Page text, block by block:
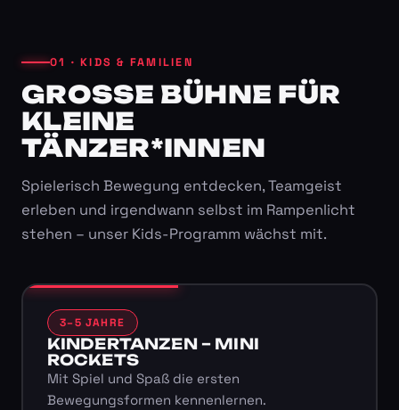
01 · KIDS & FAMILIEN
GROSSE BÜHNE FÜR K
LEINE T
ÄNZER*INNEN
Spielerisch Bewegung entdecken, Teamgeist
erleben und irgendwann selbst im Rampenlicht
stehen – unser Kids-Programm wächst mit.
3–5 JAHRE
KINDERTANZEN – MINI
ROCKETS
Mit Spiel und Spaß die ersten
Bewegungsformen kennenlernen.